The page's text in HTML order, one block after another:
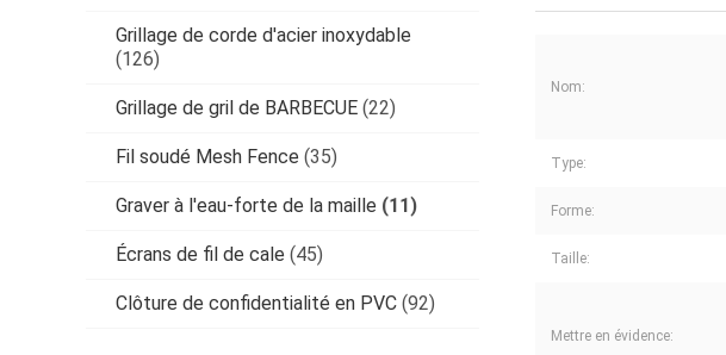
Grillage de corde d'acier inoxydable
(126)
Grillage de gril de BARBECUE (22)
Fil soudé Mesh Fence (35)
Graver à l'eau-forte de la maille (11)
Écrans de fil de cale (45)
Clôture de confidentialité en PVC (92)
Nom:
Type:
Forme:
Taille:
Mettre en évidence: